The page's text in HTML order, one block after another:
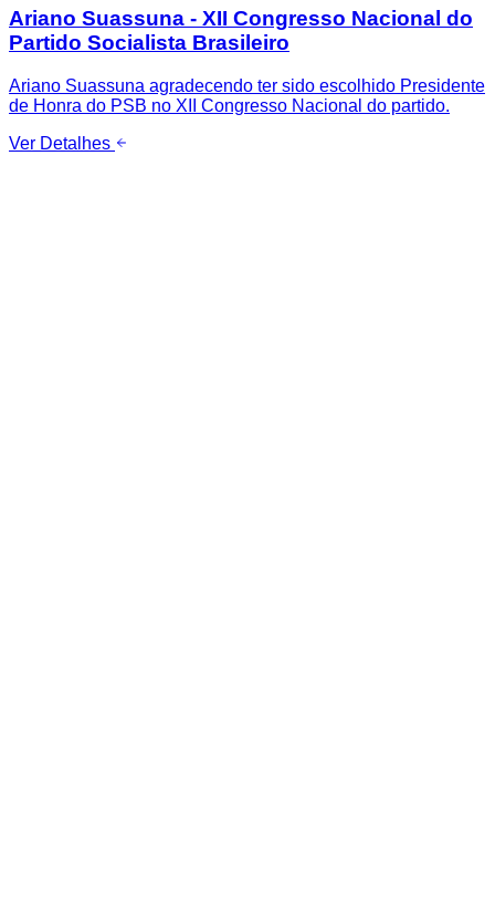
Ariano Suassuna - XII Congresso Nacional do
Partido Socialista Brasileiro
Ariano Suassuna agradecendo ter sido escolhido Presidente
de Honra do PSB no XII Congresso Nacional do partido.
Ver Detalhes